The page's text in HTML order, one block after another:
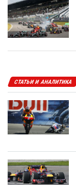
СТАТЬИ И АНАЛИТИКА